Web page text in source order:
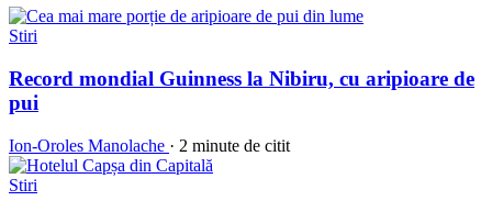
Stiri
Record mondial Guinness la Nibiru, cu aripioare de
pui
Ion-Oroles Manolache · 2 minute de citit
Stiri